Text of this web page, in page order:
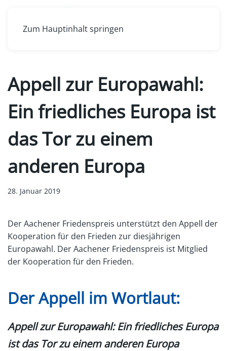
Zum Hauptinhalt springen
Appell zur Europawahl:
Ein friedliches Europa ist
das Tor zu einem
anderen Europa
28. Januar 2019
Der Aachener Friedenspreis unterstützt den Appell der
Kooperation für den Frieden zur diesjährigen
Europawahl. Der Aachener Friedenspreis ist Mitglied
der Kooperation für den Frieden.
Der Appell im Wortlaut:
Appell zur Europawahl: Ein friedliches Europa
ist das Tor zu einem anderen Europa